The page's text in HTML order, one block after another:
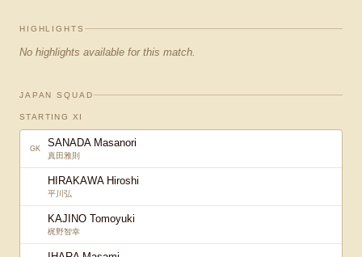
HIGHLIGHTS
No highlights available for this match.
JAPAN SQUAD
STARTING XI
GK SANADA Masanori
真田雅則
HIRAKAWA Hiroshi
平川弘
KAJINO Tomoyuki
梶野智幸